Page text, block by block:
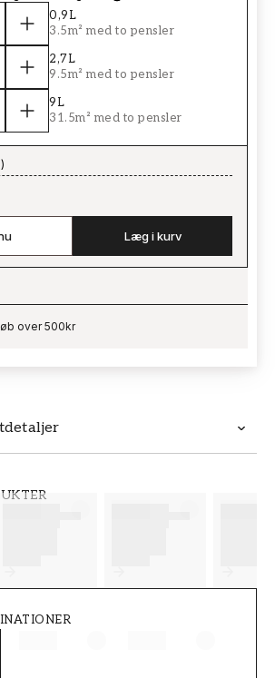
0,9L
3.5m² med to pensler
2,7L
9.5m² med to pensler
9L
31.5m² med to pensler
)
Læg i kurv
over 500kr